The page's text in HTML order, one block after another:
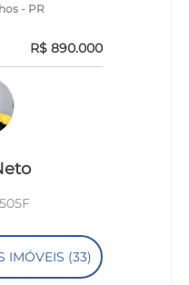
- PR
R$ 890.000
IMÓVEIS (33)